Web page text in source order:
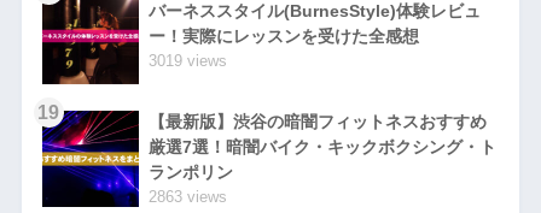
バーネススタイル(BurnesStyle)体験レビュ
ー！実際にレッスンを受けた全感想
3019 views
19
【最新版】渋谷の暗闇フィットネスおすすめ
厳選7選！暗闇バイク・キックボクシング・ト
ランポリン
2863 views